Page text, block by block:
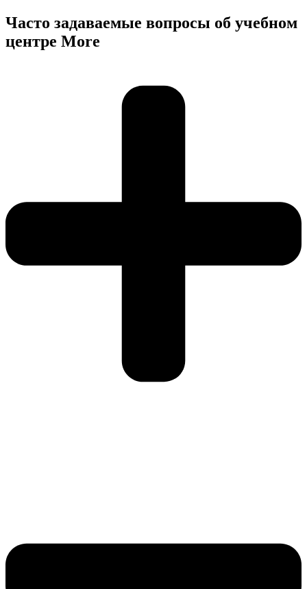
Часто задаваемые вопросы об учебном
центре More